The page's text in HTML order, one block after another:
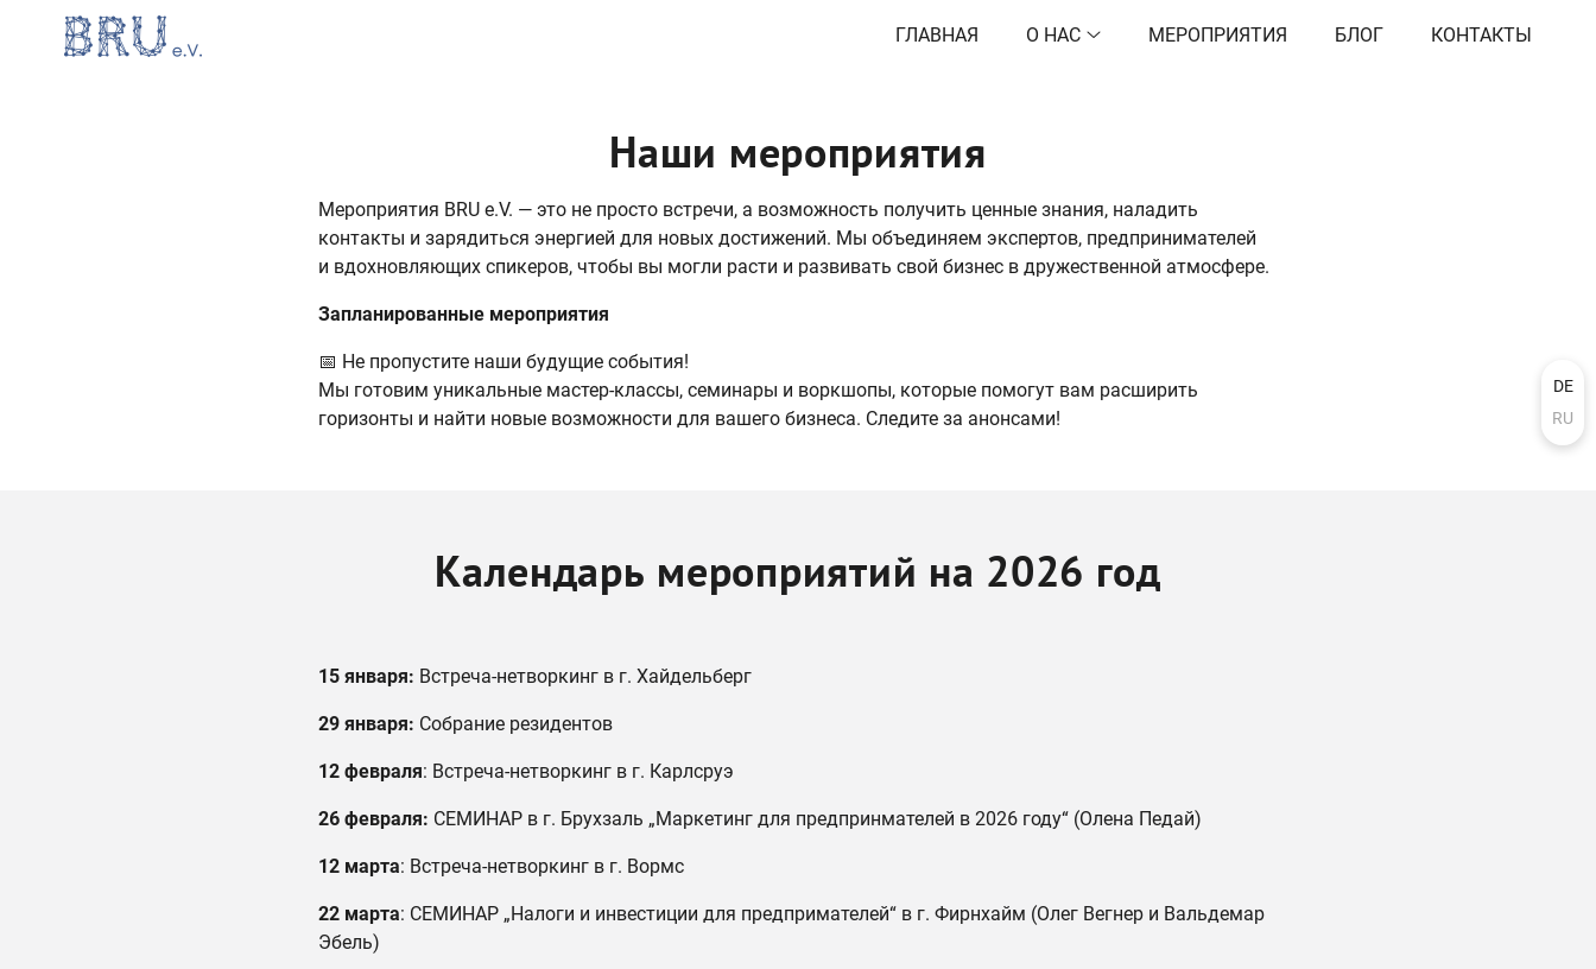
ГЛАВНАЯ О НАС МЕРОПРИЯТИЯ БЛОГ КОНТАКТЫ
Наши мероприятия
Мероприятия BRU e.V. — это не просто встречи, а возможность получить ценные знания, наладить
контакты и зарядиться энергией для новых достижений. Мы объединяем экспертов, предпринимателей
и вдохновляющих спикеров, чтобы вы могли расти и развивать свой бизнес в дружественной атмосфере.
Запланированные мероприятия
📅 Не пропустите наши будущие события!
Мы готовим уникальные мастер-классы, семинары и воркшопы, которые помогут вам расширить
горизонты и найти новые возможности для вашего бизнеса. Следите за анонсами!
Календарь мероприятий на 2026 год
15 января: Встреча-нетворкинг в г. Хайдельберг
29 января: Собрание резидентов
12 февраля: Встреча-нетворкинг в г. Карлсруэ
26 февраля: СЕМИНАР в г. Брухзаль „Маркетинг для предпринмателей в 2026 году“ (Олена Педай)
12 марта: Встреча-нетворкинг в г. Вормс
22 марта: СЕМИНАР „Налоги и инвестиции для предпримателей“ в г. Фирнхайм (Олег Вегнер и Вальдемар
Эбель)
DE
RU